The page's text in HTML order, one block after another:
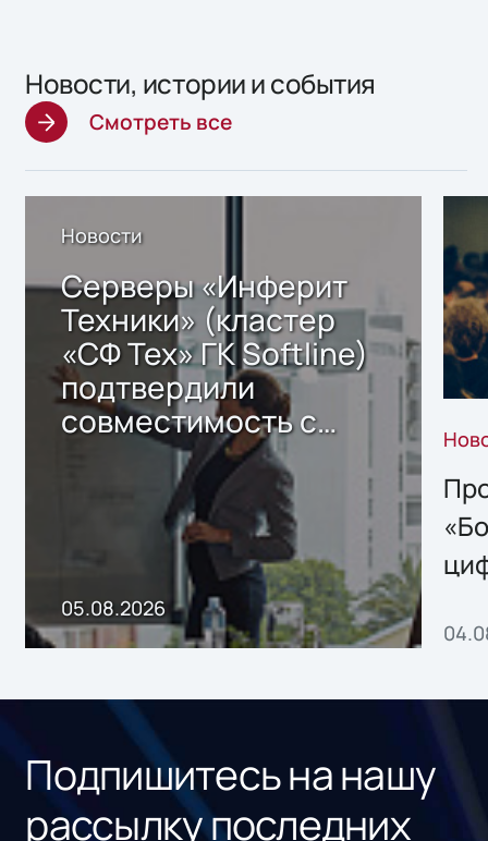
Новости, истории и события
Смотреть все
Новости
Серверы «Инферит
Техники» (кластер
«СФ Тех» ГК Softline)
подтвердили
совместимость с
решением Sharx
Storage 2.x для
хранения данных
05.08.2026
Подпишитесь на нашу
рассылку последних